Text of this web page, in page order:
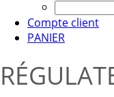
Compte client
PANIER